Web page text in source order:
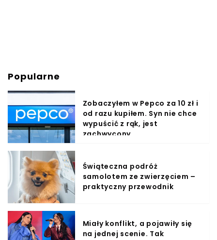
Popularne
Zobaczyłem w Pepco za 10 zł i
od razu kupiłem. Syn nie chce
wypuścić z rąk, jest
zachwycony
Świąteczna podróż
samolotem ze zwierzęciem –
praktyczny przewodnik
Miały konflikt, a pojawiły się
na jednej scenie. Tak